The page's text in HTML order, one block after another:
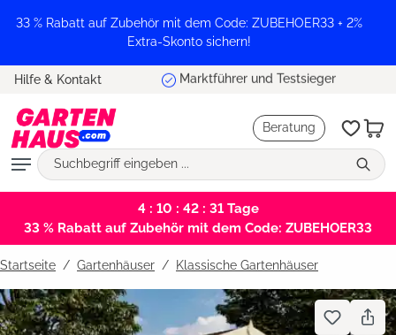
springen
33 % Rabatt auf Zubehör mit dem Code: ZUBEHOER33 + 2%
Extra-Skonto sichern!
Hilfe & Kontakt Marktführer und Testsieger
Beratung
4 : 10 : 42 : 31Tage
33 % Rabatt auf Zubehör mit dem Code: ZUBEHOER33
Startseite Gartenhäuser / Klassische Gartenhäuser
Bildergalerie überspringen